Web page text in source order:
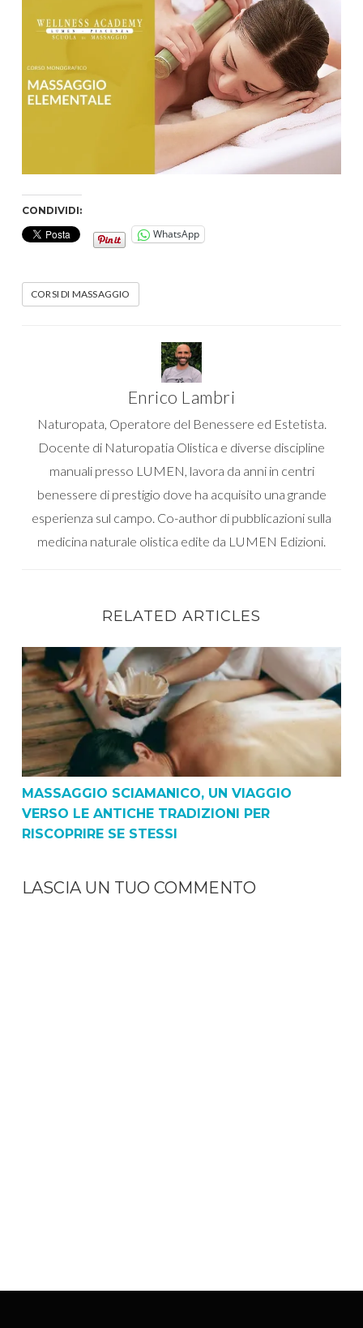
CONDIVIDI:
WhatsApp
CORSI DI MASSAGGIO
Enrico Lambri
Naturopata, Operatore del Benessere ed Estetista.
Docente di Naturopatia Olistica e diverse discipline
manuali presso LUMEN, lavora da anni in centri
benessere di prestigio dove ha acquisito una grande
esperienza sul campo. Co-author di pubblicazioni sulla
medicina naturale olistica edite da LUMEN Edizioni.
RELATED ARTICLES
Massaggio Sciamanico, un viaggio verso le antiche
MASSAGGIO SCIAMANICO, UN VIAGGIO
VERSO LE ANTICHE TRADIZIONI PER
RISCOPRIRE SE STESSI
LASCIA UN TUO COMMENTO